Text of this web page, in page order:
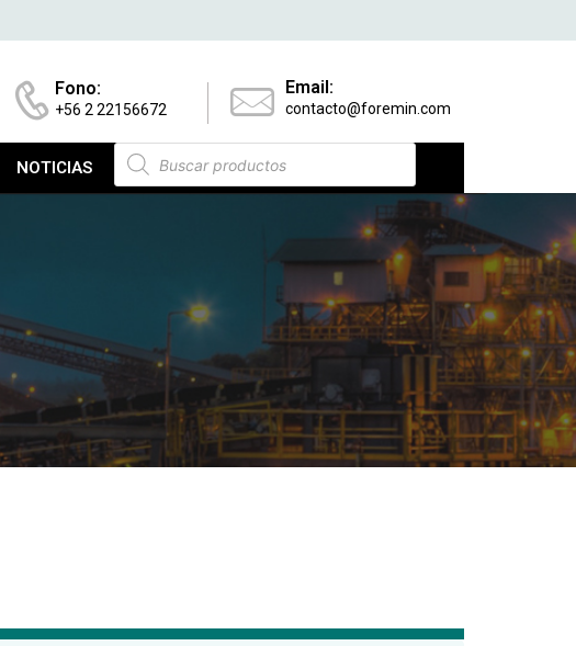
Fono:
+56 2 22156672
Email:
contacto@foremin.com
NOTICIAS